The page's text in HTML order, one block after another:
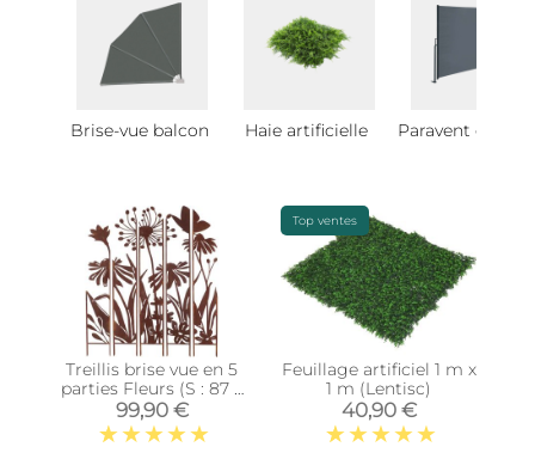
Brise-vue balcon Haie artificielle Paravent
Treillis brise vue en 5
parties Fleurs (S : 87 x
1,5 x 117,2 cm)
99,90 €
Top ventes
Feuillage artificiel 1 m x
1 m (Lentisc)
40,90 €